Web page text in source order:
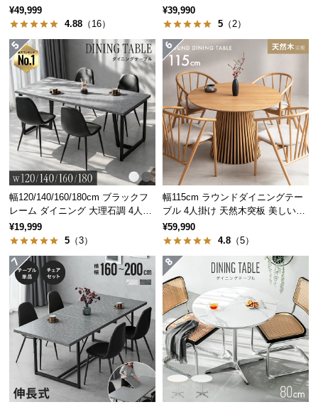
送
に
つ
い
て
開
梱
設
置
サ
ー
ビ
に
い
て
搬
入
経
路
つ
省スペースでお部屋すっきり
スペースを無駄なく活用できる円形のテーブル。お
部屋を広々見せてくれます。
配置スペースの比較
長方形テーブル 円形テーブル
¥49,999
4.88 （16）
¥39,990
5 （2）
幅120/140/160/180cm ブラックフ
レーム ダイニング 大理石調 4人掛
け
¥19,999
5 （3）
幅115cm ラウンドダイニングテー
ブル 4人掛け 天然木突板 美しい格
子デザイン
¥59,990
4.8 （5）